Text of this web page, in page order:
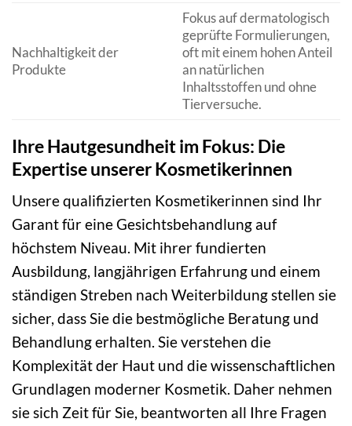
Nachhaltigkeit der
Produkte
Fokus auf dermatologisch
geprüfte Formulierungen,
oft mit einem hohen Anteil
an natürlichen
Inhaltsstoffen und ohne
Tierversuche.
Ihre Hautgesundheit im Fokus: Die
Expertise unserer Kosmetikerinnen
Unsere qualifizierten Kosmetikerinnen sind Ihr
Garant für eine Gesichtsbehandlung auf
höchstem Niveau. Mit ihrer fundierten
Ausbildung, langjährigen Erfahrung und einem
ständigen Streben nach Weiterbildung stellen sie
sicher, dass Sie die bestmögliche Beratung und
Behandlung erhalten. Sie verstehen die
Komplexität der Haut und die wissenschaftlichen
Grundlagen moderner Kosmetik. Daher nehmen
sie sich Zeit für Sie, beantworten all Ihre Fragen